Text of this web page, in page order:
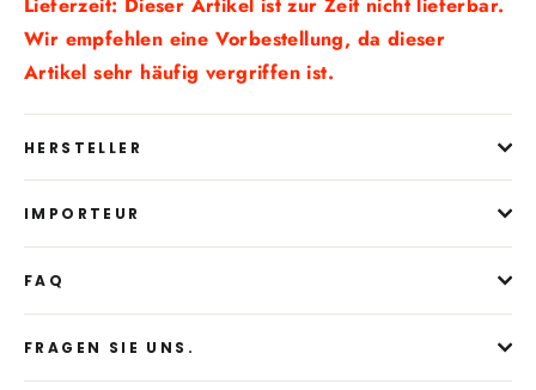
Wir empfehlen eine Vorbestellung, da dieser
Artikel sehr häufig vergriffen ist.
HERSTELLER
IMPORTEUR
FAQ
FRAGEN SIE UNS.